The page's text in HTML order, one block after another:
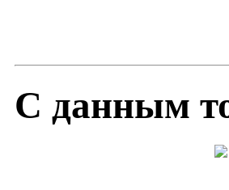
С данным